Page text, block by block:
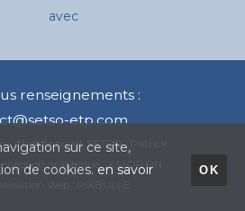
avec
renseignements :
etp.com
- Chef de projet SETSO : Patrick
graphique : X.MORON -
sur ce site,
de cookies. en savoir
OK